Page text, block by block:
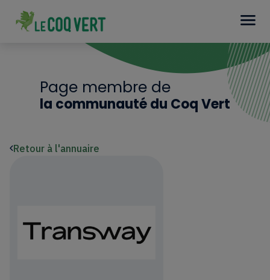
Page membre de
la communauté du Coq Vert
Retour à l'annuaire